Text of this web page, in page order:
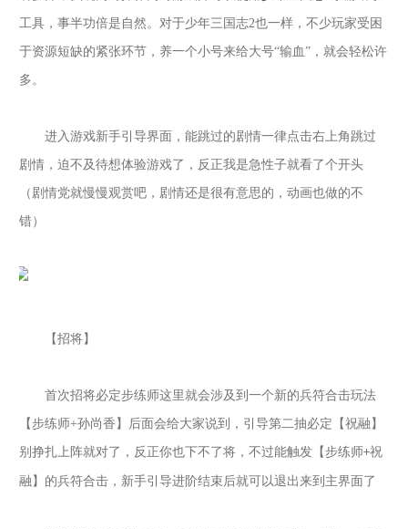
工具 ，事半功倍是自然。对于少年三国志2也一样，不少玩家受困
于资源短缺的紧张环节，养一个小号来给大号“输血”，就会轻松许
多。
进入游戏新手引导界面，能跳过的剧情一律点击右上角跳过
剧情，迫不及待想体验游戏了，反正我是急性子就看了个开头
（剧情党就慢慢观赏吧，剧情还是很有意思的，动画也做的不
错）
【招将】
首次招将必定步练师这里就会涉及到一个新的兵符合击玩法
【步练师+孙尚香】后面会给大家说到，引导第二抽必定【祝融】
别挣扎上阵就对了，反正你也下不了将，不过能触发【步练师+祝
融】的兵符合击，新手引导进阶结束后就可以退出来到主界面了